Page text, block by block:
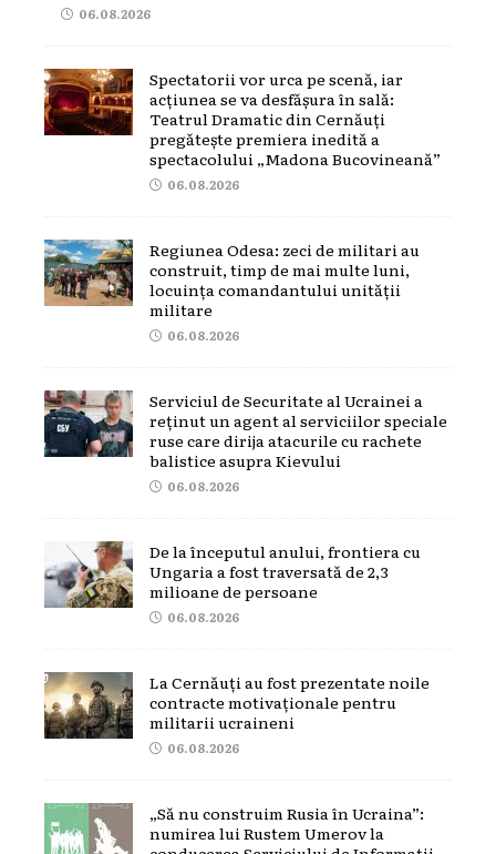
06.08.2026
Spectatorii vor urca pe scenă, iar
acțiunea se va desfășura în sală:
Teatrul Dramatic din Cernăuți
pregătește premiera inedită a
spectacolului „Madona Bucovineană”
06.08.2026
Regiunea Odesa: zeci de militari au
construit, timp de mai multe luni,
locuința comandantului unității
militare
06.08.2026
Serviciul de Securitate al Ucrainei a
reținut un agent al serviciilor speciale
ruse care dirija atacurile cu rachete
balistice asupra Kievului
06.08.2026
De la începutul anului, frontiera cu
Ungaria a fost traversată de 2,3
milioane de persoane
06.08.2026
La Cernăuți au fost prezentate noile
contracte motivaționale pentru
militarii ucraineni
06.08.2026
„Să nu construim Rusia în Ucraina”:
numirea lui Rustem Umerov la